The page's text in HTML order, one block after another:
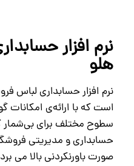
نرم افزار
هلو
نرم‌ افزار حسابداری لباس
است که با ارائه‌ی امکانات
سطوح مختلف برای بی‌شمار
حسابداری و مدیریتی
صورت باورنکردنی بالا می‌